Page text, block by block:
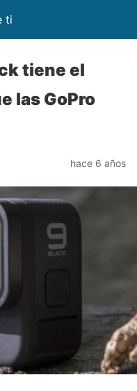
ti
tiene el
las GoPro
hace 6 años